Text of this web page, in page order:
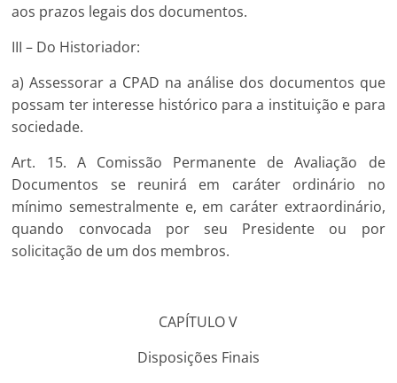
aos prazos legais dos documentos.
III – Do Historiador:
a) Assessorar a CPAD na análise dos documentos que
possam ter interesse histórico para a instituição e para
sociedade.
Art. 15. A Comissão Permanente de Avaliação de
Documentos se reunirá em caráter ordinário no
mínimo semestralmente e, em caráter extraordinário,
quando convocada por seu Presidente ou por
solicitação de um dos membros.
CAPÍTULO V
Disposições Finais